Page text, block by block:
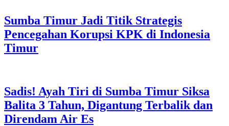
Sumba Timur Jadi Titik Strategis
Pencegahan Korupsi KPK di Indonesia
Timur
Sadis! Ayah Tiri di Sumba Timur Siksa
Balita 3 Tahun, Digantung Terbalik dan
Direndam Air Es